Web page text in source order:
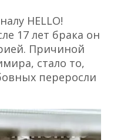
HELLO!
17 лет брака он
Причиной
стало то,
переросли